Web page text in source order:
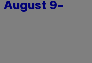
August 9-